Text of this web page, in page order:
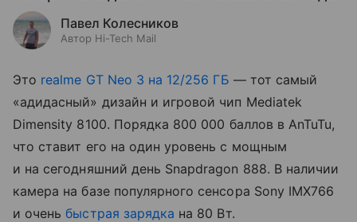
Павел Колесников
Автор Hi-Tech Mail
Это realme GT Neo 3 на 12/256 ГБ — тот самый
«адидасный» дизайн и игровой чип Mediatek
Dimensity 8100. Порядка 800 000 баллов в AnTuTu,
что ставит его на один уровень с мощным
и на сегодняшний день Snapdragon 888. В наличии
камера на базе популярного сенсора Sony IMX766
и оченьбыстрая зарядка на 80 Вт.